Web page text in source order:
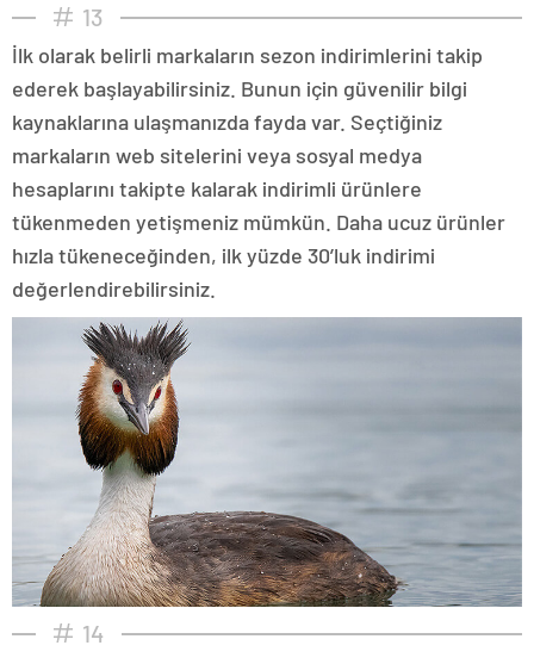
13
İlk olarak belirli markaların sezon indirimlerini takip
ederek başlayabilirsiniz. Bunun için güvenilir bilgi
kaynaklarına ulaşmanızda fayda var. Seçtiğiniz
markaların web sitelerini veya sosyal medya
hesaplarını takipte kalarak indirimli ürünlere
tükenmeden yetişmeniz mümkün. Daha ucuz ürünler
hızla tükeneceğinden, ilk yüzde 30’luk indirimi
değerlendirebilirsiniz.
14